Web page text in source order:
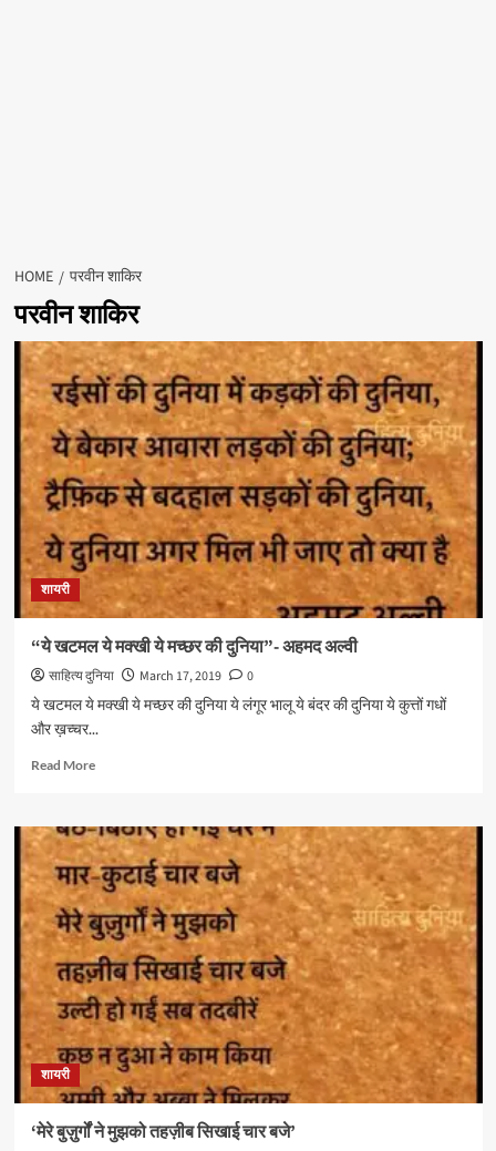
HOME परवीन शाकिर
परवीन शाकिर
शायरी
“ये खटमल ये मक्खी ये मच्छर की दुनिया”- अहमद अल्वी
साहित्य दुनिया March 17, 2019
0
ये खटमल ये मक्खी ये मच्छर की दुनिया ये लंगूर भालू ये बंदर की दुनिया ये कुत्तों गधों
और ख़च्चर...
Read MoreRead
“ये
खटमल
ये
मक्खी
ये
मच्छर
की
दुनिया”-
अहमद
अल्वी
शायरी
‘मेरे बुज़ुर्गों ने मुझको तहज़ीब सिखाई चार बजे’